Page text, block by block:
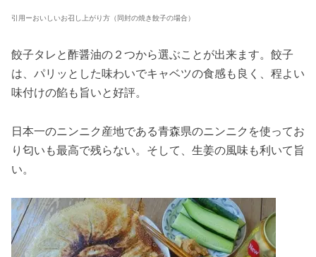
引用ーおいしいお召し上がり方（同封の焼き餃子の場合）
餃子タレと酢醤油の２つから選ぶことが出来ます。餃子
は、パリッとした味わいでキャベツの食感も良く、程よい
味付けの餡も旨いと好評。
日本一のニンニク産地である青森県のニンニクを使ってお
り匂いも最高で残らない。そして、生姜の風味も利いて旨
い。